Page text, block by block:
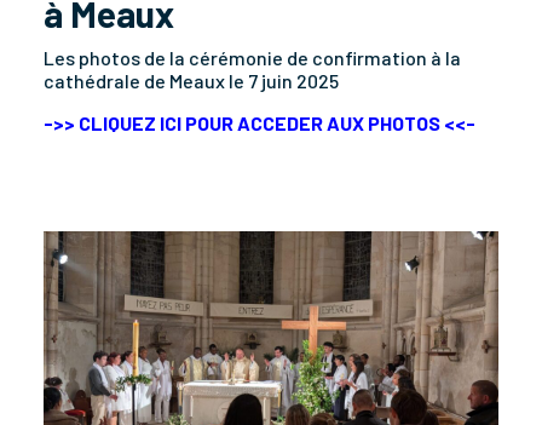
à Meaux
Les photos de la cérémonie de confirmation à la
cathédrale de Meaux le 7 juin 2025
->> CLIQUEZ ICI POUR ACCEDER AUX PHOTOS <<-